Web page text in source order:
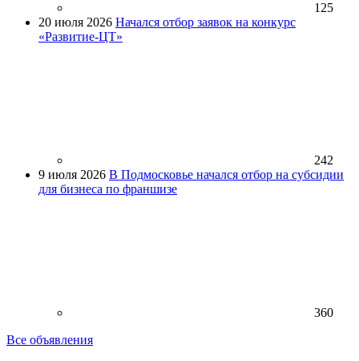
125
20 июля 2026 Начался отбор заявок на конкурс
«Развитие-ЦТ»
242
9 июля 2026 В Подмосковье начался отбор на субсидии
для бизнеса по франшизе
360
Все объявления